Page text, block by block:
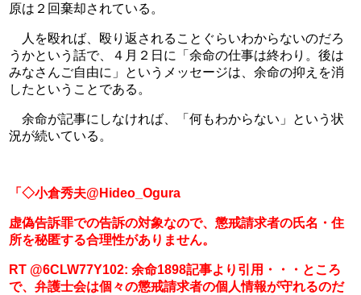
原は２回棄却されている。
人を殴れば、殴り返されることぐらいわからないのだろ
うかという話で、４月２日に「余命の仕事は終わり。後は
みなさんご自由に」というメッセージは、余命の抑えを消
したということである。
余命が記事にしなければ、「何もわからない」という状
況が続いている。
「◇小倉秀夫‏@Hideo_Ogura
虚偽告訴罪での告訴の対象なので、懲戒請求者の氏名・住
所を秘匿する合理性がありません。
RT @6CLW77Y102: 余命1898記事より引用・・・ところ
で、弁護士会は個々の懲戒請求者の個人情報が守れるのだ